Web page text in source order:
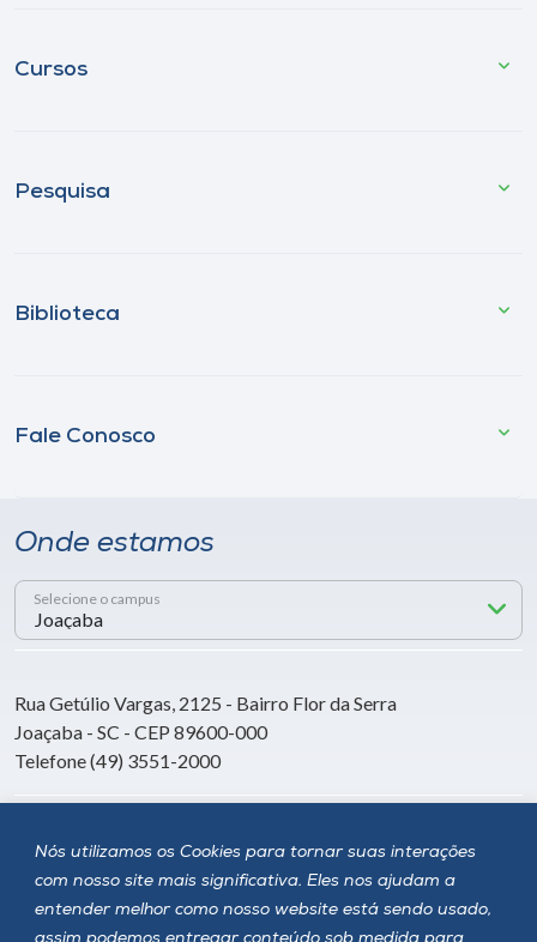
Nós utilizamos os Cookies para tornar suas interações
com nosso site mais significativa. Eles nos ajudam a
entender melhor como nosso website está sendo usado,
assim podemos entregar conteúdo sob medida para
Cursos
Pesquisa
Biblioteca
Fale Conosco
Onde estamos
Selecione o campus
Rua Getúlio Vargas, 2125 - Bairro Flor da Serra
Joaçaba - SC - CEP 89600-000
Telefone (49) 3551-2000
Siga a Unoesc